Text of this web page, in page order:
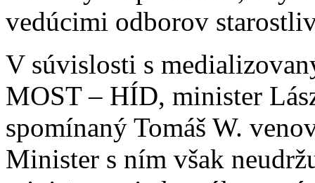
vedúcimi odborov
V súvislosti s
MOST – HÍD, minister
spomínaný Tomáš W.
Minister s ním však